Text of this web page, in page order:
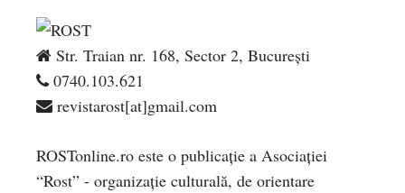
Str. Traian nr. 168, Sector 2, București
0740.103.621
revistarost[at]gmail.com
ROSTonline.ro este o publicaţie a Asociaţiei
“Rost” - organizaţie culturală, de orientare